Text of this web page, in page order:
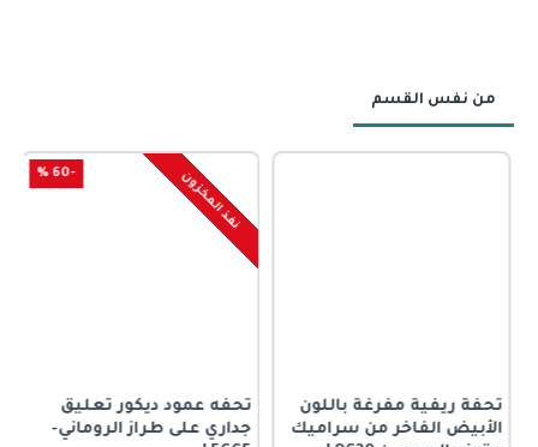
من نفس القسم
تحفة ريفية مفرغة باللون
الأبيض الفاخر من سراميك
-60 % نفذ المخزون
تحفه عمود ديكور تعليق
جداري على طراز الروماني-